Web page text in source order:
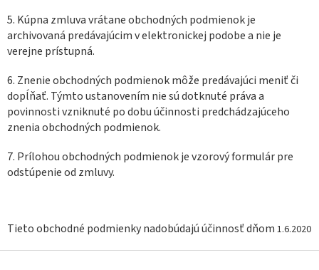
5. Kúpna zmluva vrátane obchodných podmienok je
archivovaná predávajúcim v elektronickej podobe a nie je
verejne prístupná.
6. Znenie obchodných podmienok môže predávajúci meniť či
dopĺňať. Týmto ustanovením nie sú dotknuté práva a
povinnosti vzniknuté po dobu účinnosti predchádzajúceho
znenia obchodných podmienok.
7. Prílohou obchodných podmienok je vzorový formulár pre
odstúpenie od zmluvy.
Tieto obchodné podmienky nadobúdajú účinnosť dňom 1.6.2020